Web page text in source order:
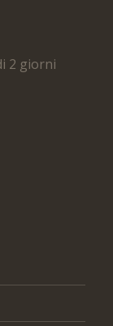
2 giorni